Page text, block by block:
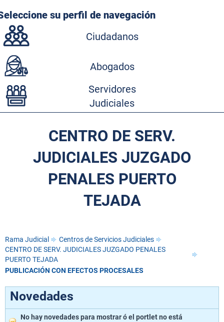
su perfil de navegación
Ciudadanos
Abogados
Servidores
Judiciales
CENTRO DE SERV.
JUDICIALES JUZGADO
PENALES PUERTO
TEJADA
Rama Judicial
Centros de Servicios Judiciales
CENTRO DE SERV. JUDICIALES JUZGADO PENALES
PUERTO TEJADA
PUBLICACIÓN CON EFECTOS PROCESALES
Novedades
No hay novedades para mostrar ó el portlet no está